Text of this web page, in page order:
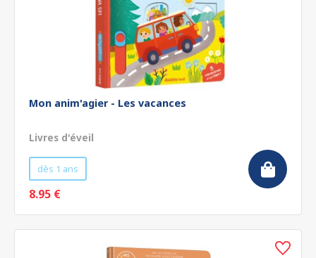
Mon anim'agier - Les vacances
Livres d'éveil
dès 1 ans
8.95 €